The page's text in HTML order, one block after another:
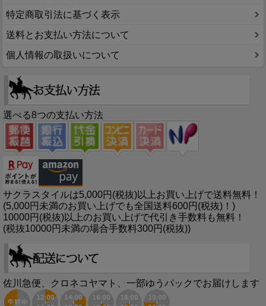
特定商取引法に基づく表示
送料とお支払い方法について
個人情報の取扱いについて
選べる8つの支払い方法
サクラスタイルは5,000円(税抜)以上お買い上げで送料無料！
(5,000円未満のお買い上げでも全国送料600円(税抜)！)
10000円(税抜)以上のお買い上げで代引き手数料も無料！
(税抜10000円未満の場合手数料300円(税抜))
佐川急便、クロネコヤマト、一部ゆうパックでお届けします